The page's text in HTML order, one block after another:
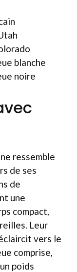
blanche
noire
ressemble
de ses
de
une
compact,
Leur
vers le
comprise,
poids